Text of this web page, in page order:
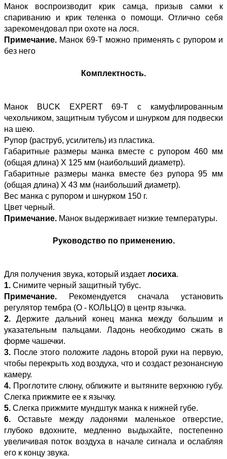
Манок воспроизводит крик самца, призыв самки к
спариванию и крик теленка о помощи. Отлично себя
зарекомендовал при охоте на лося.
Примечание. Манок 69-T можно применять с рупором и
без него
Комплектность.
Манок BUCK EXPERT 69-T с камуфлированным
чехольчиком, защитным тубусом и шнурком для подвески
на шею.
Рупор (раструб, усилитель) из пластика.
Габаритные размеры манка вместе с рупором 460 мм
(общая длина) Х 125 мм (наибольший диаметр).
Габаритные размеры манка вместе без рупора 95 мм
(общая длина) Х 43 мм (наибольший диаметр).
Вес манка с рупором и шнурком 150 г.
Цвет черный.
Примечание. Манок выдерживает низкие температуры.
Руководство по применению.
Для получения звука, который издает лосиха.
1. Снимите черный защитный тубус.
Примечание. Рекомендуется сначала установить
регулятор тембра (О - КОЛЬЦО) в центр язычка.
2. Держите дальний конец манка между большим и
указательным пальцами. Ладонь необходимо сжать в
форме чашечки.
3. После этого положите ладонь второй руки на первую,
чтобы перекрыть ход воздуха, что и создаст резонансную
камеру.
4. Проглотите слюну, оближите и вытяните верхнюю губу.
Слегка прижмите ее к язычку.
5. Слегка прижмите мундштук манка к нижней губе.
6. Оставьте между ладонями маленькое отверстие,
глубоко вдохните, медленно выдыхайте, постепенно
увеличивая поток воздуха в начале сигнала и ослабляя
его к концу звука.